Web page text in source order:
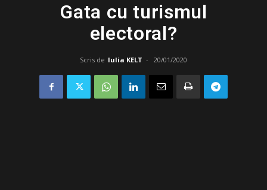
Gata cu turismul
electoral?
Scris de Iulia KELT - 20/01/2020